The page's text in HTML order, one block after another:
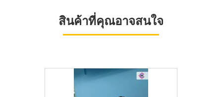
สินค้าที่คุณอาจสนใจ